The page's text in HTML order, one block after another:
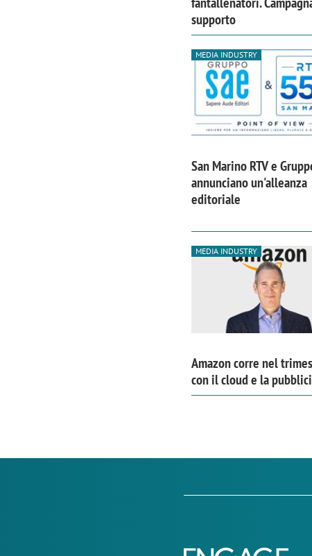
supporto
MEDIA INDUSTRY
San Marino RTV e
annunciano un'alleanza
editoriale
MEDIA INDUSTRY
Amazon corre nel
con il cloud e la